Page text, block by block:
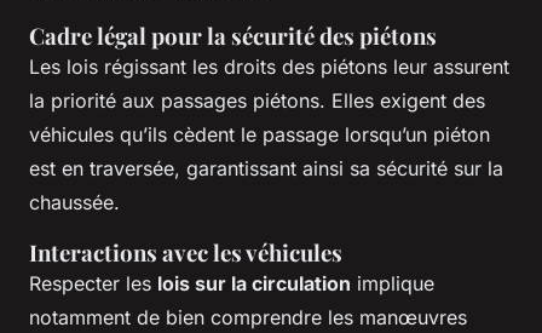
Cadre légal pour la sécurité des piétons
Les lois régissant les droits des piétons leur assurent
la priorité aux passages piétons. Elles exigent des
véhicules qu’ils cèdent le passage lorsqu’un piéton
est en traversée, garantissant ainsi sa sécurité sur la
chaussée.
Interactions avec les véhicules
Respecter les lois sur la circulation implique
notamment de bien comprendre les manœuvres